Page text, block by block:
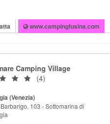
www.campingfusina.com
Camping Village
(4)
(Venezia)
103 - Sottomarina di